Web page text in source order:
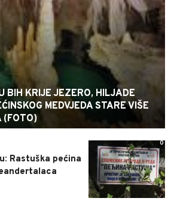
BIH KRIJE JEZERO, HILJADE
MEDVJEDA STARE VIŠE
(FOTO)
0
Rastuška pećina